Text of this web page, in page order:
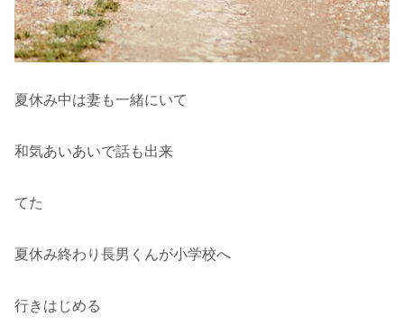
夏休み中は妻も一緒にいて
和気あいあいで話も出来
てた
夏休み終わり長男くんが小学校へ
行きはじめる